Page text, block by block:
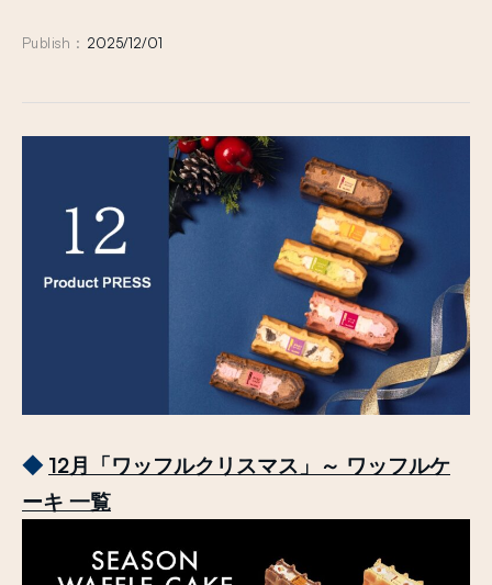
Publish : 2025/12/01
◆ 12月「ワッフルクリスマス」～ ワッフルケ
ーキ 一覧